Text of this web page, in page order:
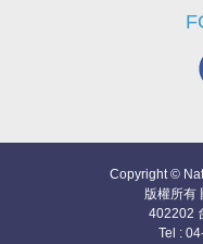
Copyright ©
版權所有
402202
Tel :